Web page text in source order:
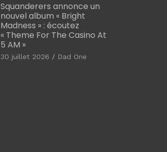
Squanderers annonce un
nouvel album « Bright
Madness » : écoutez
« Theme For The Casino At
5 AM »
30 juillet 2026 Dad One